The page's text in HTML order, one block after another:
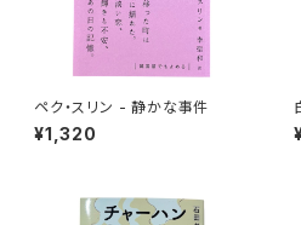
ペク・スリン - 静かな事件
¥1,320